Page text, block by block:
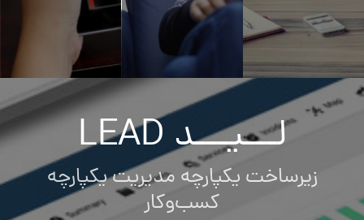
لـــیـــد LEAD
زیرساخت یکپارچه مدیریت یکپارچه
کسب‌وکار